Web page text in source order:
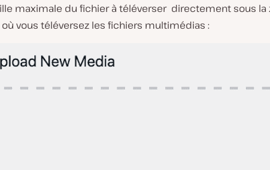
maximale du fichier à téléverser directement sous la
vous téléversez les fichiers multimédias :